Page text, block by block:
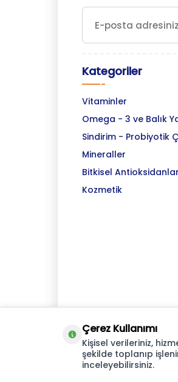
Kategoriler
Vitaminler
Omega - 3 ve Balık
Sindirim - Probiyotik
Mineraller
Bitkisel Antioksidanlar
Kozmetik
Çerez Kullanımı
Kişisel verileriniz,
şekilde toplanıp
inceleyebilirsiniz.